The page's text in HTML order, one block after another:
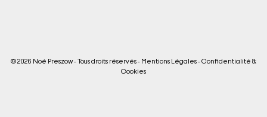
© 2026 Noé Preszow - Tous droits réservés - Mentions Légales-Confidentialité &
Cookies